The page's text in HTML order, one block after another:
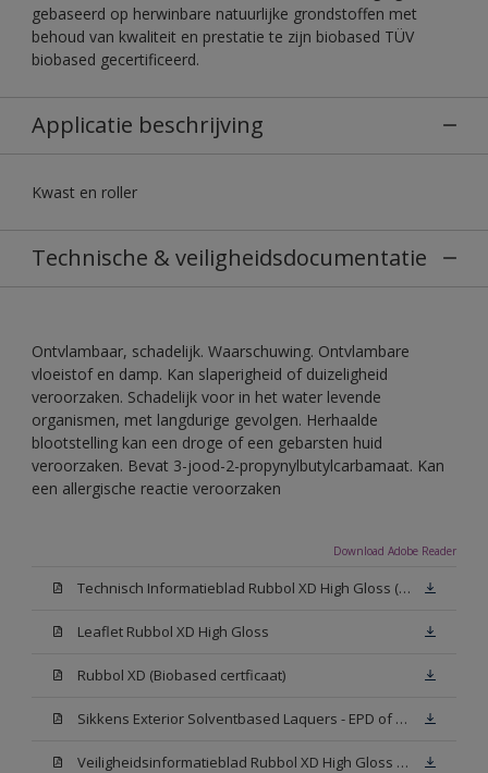
gebaseerd op herwinbare natuurlijke grondstoffen met
behoud van kwaliteit en prestatie te zijn biobased TÜV
biobased gecertificeerd.
Applicatie beschrijving
Kwast en roller
Technische & veiligheidsdocumentatie
Ontvlambaar, schadelijk. Waarschuwing. Ontvlambare
vloeistof en damp. Kan slaperigheid of duizeligheid
veroorzaken. Schadelijk voor in het water levende
organismen, met langdurige gevolgen. Herhaalde
blootstelling kan een droge of een gebarsten huid
veroorzaken. Bevat 3-jood-2-propynylbutylcarbamaat. Kan
een allergische reactie veroorzaken
Download Adobe Reader
Technisch Informatieblad Rubbol XD High Gloss (PDF)
Leaflet Rubbol XD High Gloss
Rubbol XD (Biobased certficaat)
Sikkens Exterior Solventbased Laquers - EPD of Milieuproductverklaring
Veiligheidsinformatieblad Rubbol XD High Gloss White W05 (MSDS)